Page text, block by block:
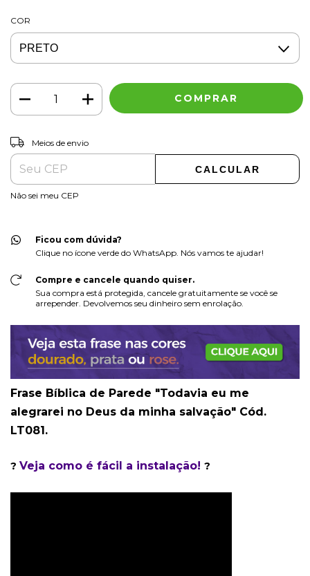
COR
Entregas para o CEP:
Meios de envio
CALCULAR
Não sei meu CEP
Ficou com dúvida?
Clique no ícone verde do WhatsApp. Nós vamos te ajudar!
Compre e cancele quando quiser.
Sua compra está protegida, cancele gratuitamente se você se
arrepender. Devolvemos seu dinheiro sem enrolação.
Frase Bíblica de Parede "Todavia eu me
alegrarei no Deus da minha salvação" Cód.
LT081.
? Veja como é fácil a instalação! ?